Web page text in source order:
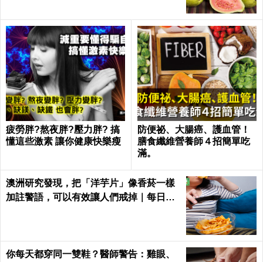
疲勞胖?熬夜胖?壓力胖? 搞
懂這些激素 讓你健康快樂瘦
防便祕、大腸癌、護血管！
膳食纖維營養師４招簡單吃
滿。
澳洲研究發現，把「洋芋片」像香菸一樣
加註警語，可以有效讓人們戒掉｜每日健
你每天都穿同一雙鞋？醫師警告：雞眼、